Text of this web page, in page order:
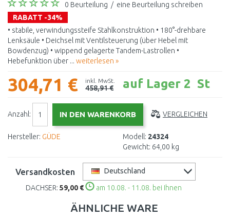
0 Beurteilung / eine Beurteilung schreiben
RABATT -34%
• stabile, verwindungssteife Stahlkonstruktion • 180°-drehbare
Lenksäule • Deichsel mit Ventilsteuerung (über Hebel mit
Bowdenzug) • wippend gelagerte Tandem-Lastrollen •
Hebefunktion über ... weiterlesen »
304,71 € inkl. MwSt.
458,91 € auf Lager 2 St
Anzahl: VERGLEICHEN
Hersteller: GÜDE Modell: 24324
Gewicht: 64,00 kg
Versandkosten Deutschland
DACHSER: 59,00 € am 10.08. - 11.08. bei Ihnen
ÄHNLICHE WARE